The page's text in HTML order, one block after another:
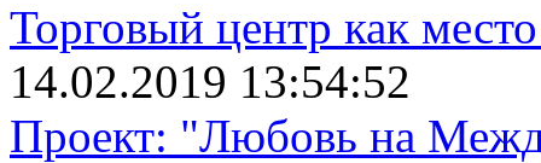
Торговый центр как
14.02.2019 13:54:52
Проект: "Любовь на